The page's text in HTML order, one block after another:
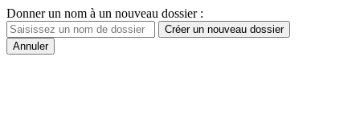
Donner un nom à un nouveau dossier :
Créer un nouveau dossier
Annuler